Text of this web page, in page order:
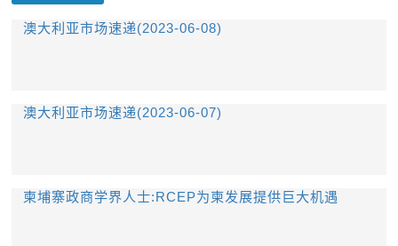
澳大利亚市场速递(2023-06-08)
澳大利亚市场速递(2023-06-07)
柬埔寨政商学界人士:RCEP为柬发展提供巨大机遇